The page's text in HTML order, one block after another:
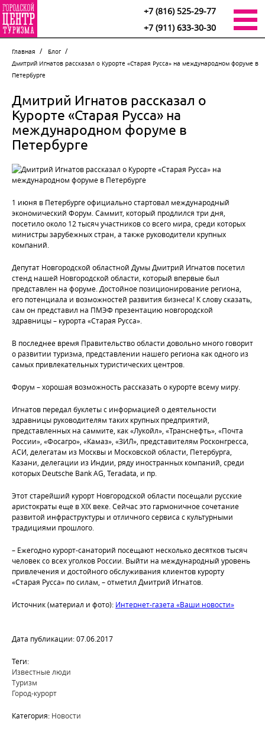
+7 (816) 525-29-77
+7 (911) 633-30-30
Главная
Блог
Дмитрий Игнатов рассказал о Курорте «Старая Русса» на международном форуме в
Петербурге
Дмитрий Игнатов рассказал о
Курорте «Старая Русса» на
международном форуме в
Петербурге
1 июня в Петербурге официально стартовал международный
экономический Форум. Саммит, который продлился три дня,
посетило около 12 тысяч участников со всего мира, среди которых
министры зарубежных стран, а также руководители крупных
компаний.
Депутат Новгородской областной Думы Дмитрий Игнатов посетил
стенд нашей Новгородской области, который впервые был
представлен на форуме. Достойное позиционирование региона,
его потенциала и возможностей развития бизнеса! К слову сказать,
сам он представил на ПМЭФ презентацию новгородской
здравницы – курорта «Старая Русса».
В последнее время Правительство области довольно много говорит
о развитии туризма, представлении нашего региона как одного из
самых привлекательных туристических центров.
Форум – хорошая возможность рассказать о курорте всему миру.
Игнатов передал буклеты с информацией о деятельности
здравницы руководителям таких крупных предприятий,
представленных на саммите, как «Лукойл», «Транснефть», «Почта
России», «Фосагро», «Камаз», «ЗИЛ», представителям Росконгресса,
АСИ, делегатам из Москвы и Московской области, Петербурга,
Казани, делегации из Индии, ряду иностранных компаний, среди
которых Deutsche Bank AG, Teradata, и пр.
Этот старейший курорт Новгородской области посещали русские
аристократы еще в XIX веке. Сейчас это гармоничное сочетание
развитой инфраструктуры и отличного сервиса с культурными
традициями прошлого.
– Ежегодно курорт-санаторий посещают несколько десятков тысяч
человек со всех уголков России. Выйти на международный уровень
привлечения и достойного обслуживания клиентов курорту
«Старая Русса» по силам, – отметил Дмитрий Игнатов.
Источник (материал и фото): Интернет-газета «Ваши новости»
Дата публикации: 07.06.2017
Теги:
Известные люди
Туризм
Город-курорт
Категория: Новости